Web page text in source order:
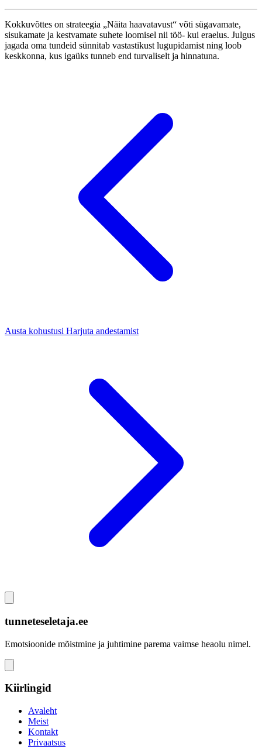
Kokkuvõttes on strateegia „Näita haavatavust“ võti sügavamate,
sisukamate ja kestvamate suhete loomisel nii töö- kui eraelus. Julgus
jagada oma tundeid sünnitab vastastikust lugupidamist ning loob
keskkonna, kus igaüks tunneb end turvaliselt ja hinnatuna.
Austa kohustusi Harjuta andestamist
tunneteseletaja.ee
Emotsioonide mõistmine ja juhtimine parema vaimse heaolu nimel.
Kiirlingid
Avaleht
Meist
Kontakt
Privaatsus